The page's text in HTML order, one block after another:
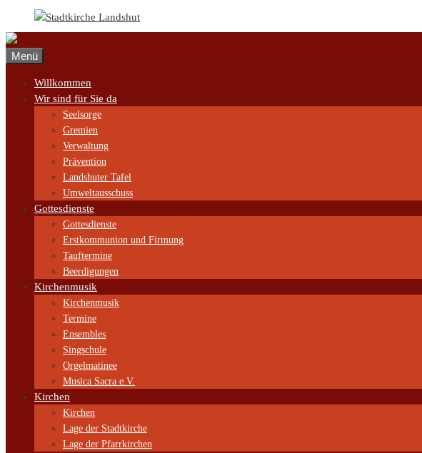
springen
Menü
Willkommen
Wir sind für Sie da
Seelsorge
Gremien
Verwaltung
Prävention
Landshuter Tafel
Umweltausschuss
Gottesdienste
Gottesdienste
Erstkommunion und Firmung
Tauftermine
Beerdigungen
Kirchenmusik
Kirchenmusik
Termine
Ensembles
Singschule
Orgelmatinee
Musica Sacra e.V.
Kirchen
Kirchen
Lage der Stadtkirche
Lage der Pfarrkirchen